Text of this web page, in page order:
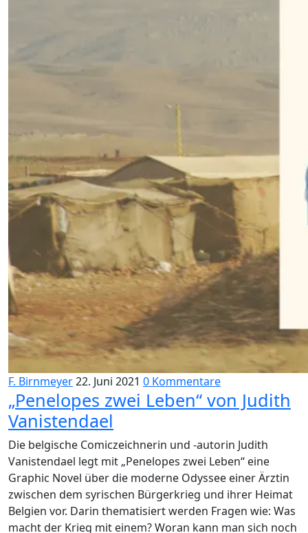
F. Birnmeyer22. Juni 2021 0 Kommentare
„Penelopes zwei Leben“ von Judith
Vanistendael
Die belgische Comiczeichnerin und -autorin Judith
Vanistendael legt mit „Penelopes zwei Leben“ eine
Graphic Novel über die moderne Odyssee einer Ärztin
zwischen dem syrischen Bürgerkrieg und ihrer Heimat
Belgien vor. Darin thematisiert werden Fragen wie: Was
macht der Krieg mit einem? Woran kann man sich noch